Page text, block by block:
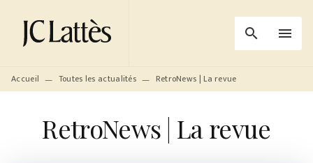
MENU RECHERCHE
PIED DE PAGE
search menu
Accueil — Toutes les actualités — RetroNews | La revue
RetroNews | La revue